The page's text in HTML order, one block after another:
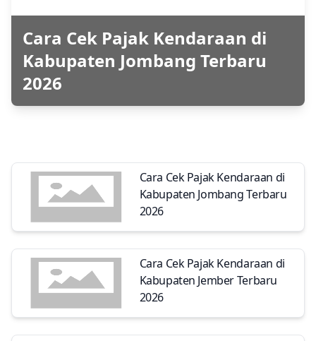
Cara Cek Pajak Kendaraan di
Kabupaten Jombang Terbaru
2026
Cara Cek Pajak Kendaraan di
Kabupaten Jombang Terbaru
2026
Cara Cek Pajak Kendaraan di
Kabupaten Jember Terbaru
2026